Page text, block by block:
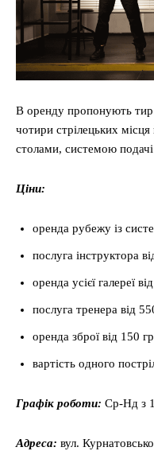
Світ
Технології
Війна
В оренду пропонують тир
чотири стрілецьких
столами, системою
Ціни:
оренда рубежу із
послуга інструктора
оренда усієї галереї
послуга тренера від
оренда зброї від 150
вартість одного
Графік роботи: Ср-Нд з
Адреса: вул.